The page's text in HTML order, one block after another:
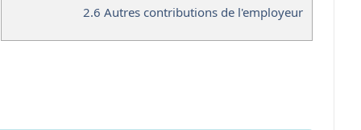
2.6 Autres contributions de l'employeur